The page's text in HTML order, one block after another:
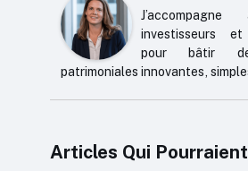
investisseurs et
pour bâtir
patrimoniales innovantes,
Articles Qui